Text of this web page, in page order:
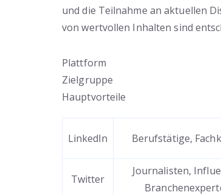
und die Teilnahme an aktuellen
von wertvollen Inhalten sind
Plattform
Zielgruppe
Hauptvorteile
LinkedIn Berufstätige,
Twitter
Journalisten,